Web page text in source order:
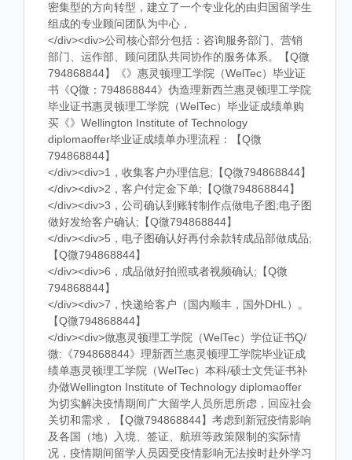
密集型的方向转型，建立了一个专业化的由归国留学生
组成的专业顾问团队为中心，
</div><div>公司核心部分包括：咨询服务部门、营销
部门、运作部、顾问团队共同协作的服务体系。【Q微
794868844】《》惠灵顿理工学院（WelTec）毕业证
书《Q微：794868844》伪造理新西兰惠灵顿理工学院
毕业证书惠灵顿理工学院（WelTec）毕业证成绩单购
买《》Wellington Institute of Technology
diplomaoffer毕业证成绩单办理流程：【Q微
794868844】
</div><div>1，收集客户办理信息;【Q微794868844】
</div><div>2，客户付定金下单;【Q微794868844】
</div><div>3，公司确认到账转制作点做电子图;电子图
做好发给客户确认;【Q微794868844】
</div><div>5，电子图确认好再付余款转成品部做成品;
【Q微794868844】
</div><div>6，成品做好拍照或者视频确认;【Q微
794868844】
</div><div>7，快递给客户（国内顺丰，国外DHL）。
【Q微794868844】
</div><div>做惠灵顿理工学院（WelTec）学位证书Q/
微:《794868844》理新西兰惠灵顿理工学院毕业证成
绩单惠灵顿理工学院（WelTec）本科/硕士文凭证书补
办做Wellington Institute of Technology diplomaoffer
为切实解决疫情期间广大留学人员所思所虑，回应社会
关切和需求，【Q微794868844】考虑到新冠疫情影响
及各国（地）入境、签证、航班等政策限制的实际情
况，疫情期间留学人员因受疫情影响无法按时赴外学习